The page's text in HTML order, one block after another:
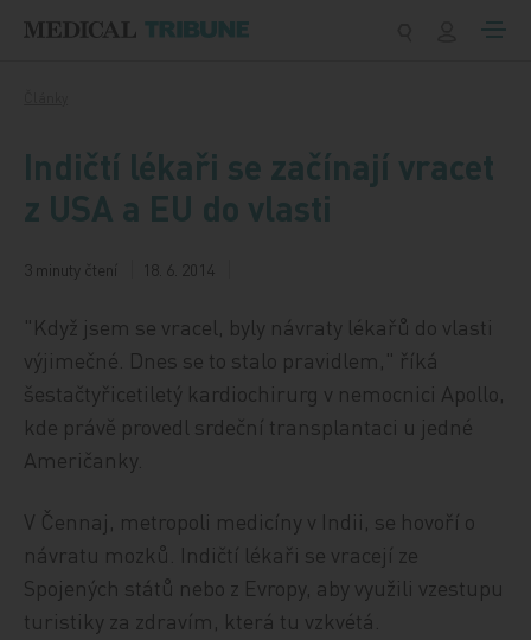
Indičtí lékaři se začínají vracet
z USA a EU do vlasti
3 minuty čtení 18. 6. 2014
"Když jsem se vracel, byly návraty lékařů do vlasti
výjimečné. Dnes se to stalo pravidlem," říká
šestačtyřicetiletý kardiochirurg v nemocnici Apollo,
kde právě provedl srdeční transplantaci u jedné
Američanky.
V Čennaj, metropoli medicíny v Indii, se hovoří o
návratu mozků. Indičtí lékaři se vracejí ze
Spojených států nebo z Evropy, aby využili vzestupu
turistiky za zdravím, která tu vzkvétá.